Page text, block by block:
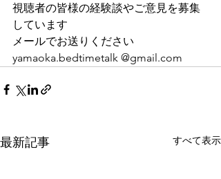
視聴者の皆様の経験談やご意見を募集
しています
メールでお送りください
yamaoka.bedtimetalk @gmail.com
最新記事 すべて表示